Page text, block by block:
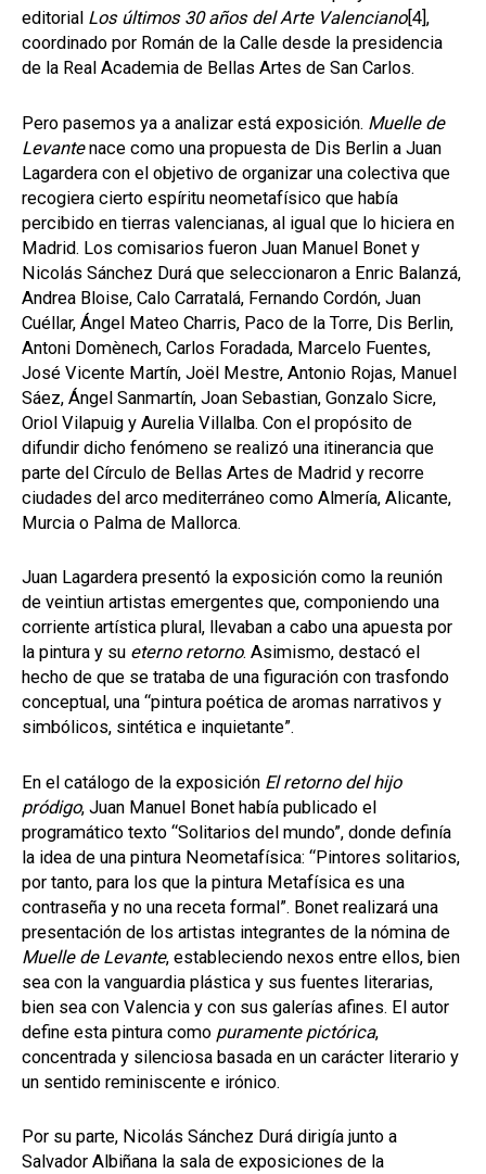
editorial Los últimos 30 años del Arte Valenciano[4],
coordinado por Román de la Calle desde la presidencia
de la Real Academia de Bellas Artes de San Carlos.
Pero pasemos ya a analizar está exposición. Muelle de
Levantenace como una propuesta de Dis Berlin a Juan
Lagardera con el objetivo de organizar una colectiva que
recogiera cierto espíritu neometafísico que había
percibido en tierras valencianas, al igual que lo hiciera en
Madrid. Los comisarios fueron Juan Manuel Bonet y
Nicolás Sánchez Durá que seleccionaron a Enric Balanzá,
Andrea Bloise, Calo Carratalá, Fernando Cordón, Juan
Cuéllar, Ángel Mateo Charris, Paco de la Torre, Dis Berlin,
Antoni Domènech, Carlos Foradada, Marcelo Fuentes,
José Vicente Martín, Joël Mestre, Antonio Rojas, Manuel
Sáez, Ángel Sanmartín, Joan Sebastian, Gonzalo Sicre,
Oriol Vilapuig y Aurelia Villalba. Con el propósito de
difundir dicho fenómeno se realizó una itinerancia que
parte del Círculo de Bellas Artes de Madrid y recorre
ciudades del arco mediterráneo como Almería, Alicante,
Murcia o Palma de Mallorca.
Juan Lagardera presentó la exposición como la reunión
de veintiun artistas emergentes que, componiendo una
corriente artística plural, llevaban a cabo una apuesta por
la pintura y su eterno retorno. Asimismo, destacó el
hecho de que se trataba de una figuración con trasfondo
conceptual, una “pintura poética de aromas narrativos y
simbólicos, sintética e inquietante”.
En el catálogo de la exposición El retorno del hijo
pródigo, Juan Manuel Bonet había publicado el
programático texto “Solitarios del mundo”, donde definía
la idea de una pintura Neometafísica: “Pintores solitarios,
por tanto, para los que la pintura Metafísica es una
contraseña y no una receta formal”. Bonet realizará una
presentación de los artistas integrantes de la nómina de
Muelle de Levante, estableciendo nexos entre ellos, bien
sea con la vanguardia plástica y sus fuentes literarias,
bien sea con Valencia y con sus galerías afines. El autor
define esta pintura como puramente pictórica,
concentrada y silenciosa basada en un carácter literario y
un sentido reminiscente e irónico.
Por su parte, Nicolás Sánchez Durá dirigía junto a
Salvador Albiñana la sala de exposiciones de la